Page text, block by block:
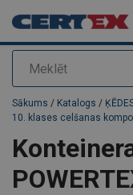
Meklēt
Pievienots jūsu
Sākums / Katalogs /
10. klases celšanas